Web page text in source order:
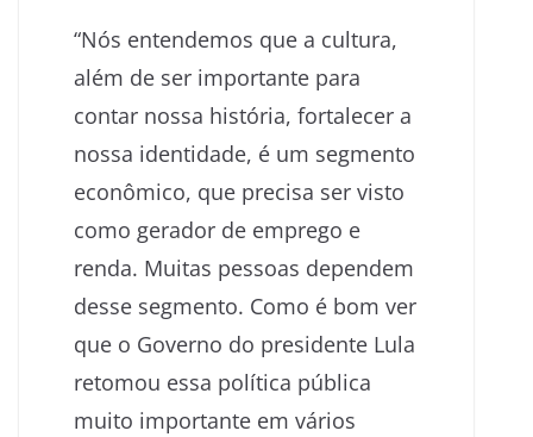
“Nós entendemos que a cultura,
além de ser importante para
contar nossa história, fortalecer a
nossa identidade, é um segmento
econômico, que precisa ser visto
como gerador de emprego e
renda. Muitas pessoas dependem
desse segmento. Como é bom ver
que o Governo do presidente Lula
retomou essa política pública
muito importante em vários